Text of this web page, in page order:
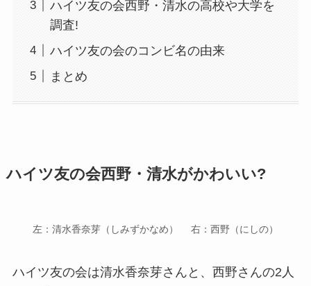
ハイツ友の会西野・清水の高校や大学を
調査!
ハイツ友の会のコンビ名の由来
まとめ
ハイツ友の会西野・清水がかわいい?
左：清水香奈芽（しみずかなめ） 右：西野（にしの）
ハイツ友の会は清水香奈芽さんと、西野さんの2人